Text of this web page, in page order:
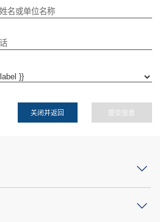
关闭并返回 提交信息